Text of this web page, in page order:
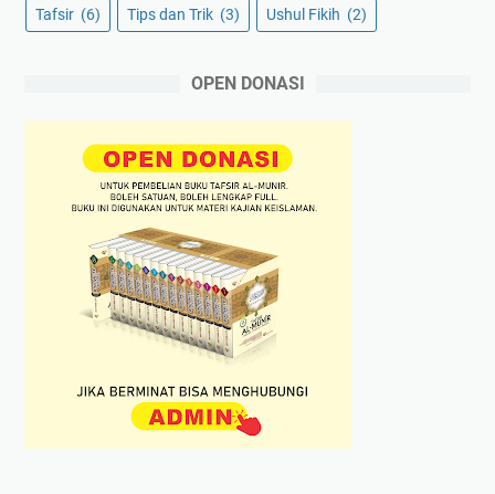
Tafsir (6) Tips dan Trik (3) Ushul Fikih (2)
OPEN DONASI